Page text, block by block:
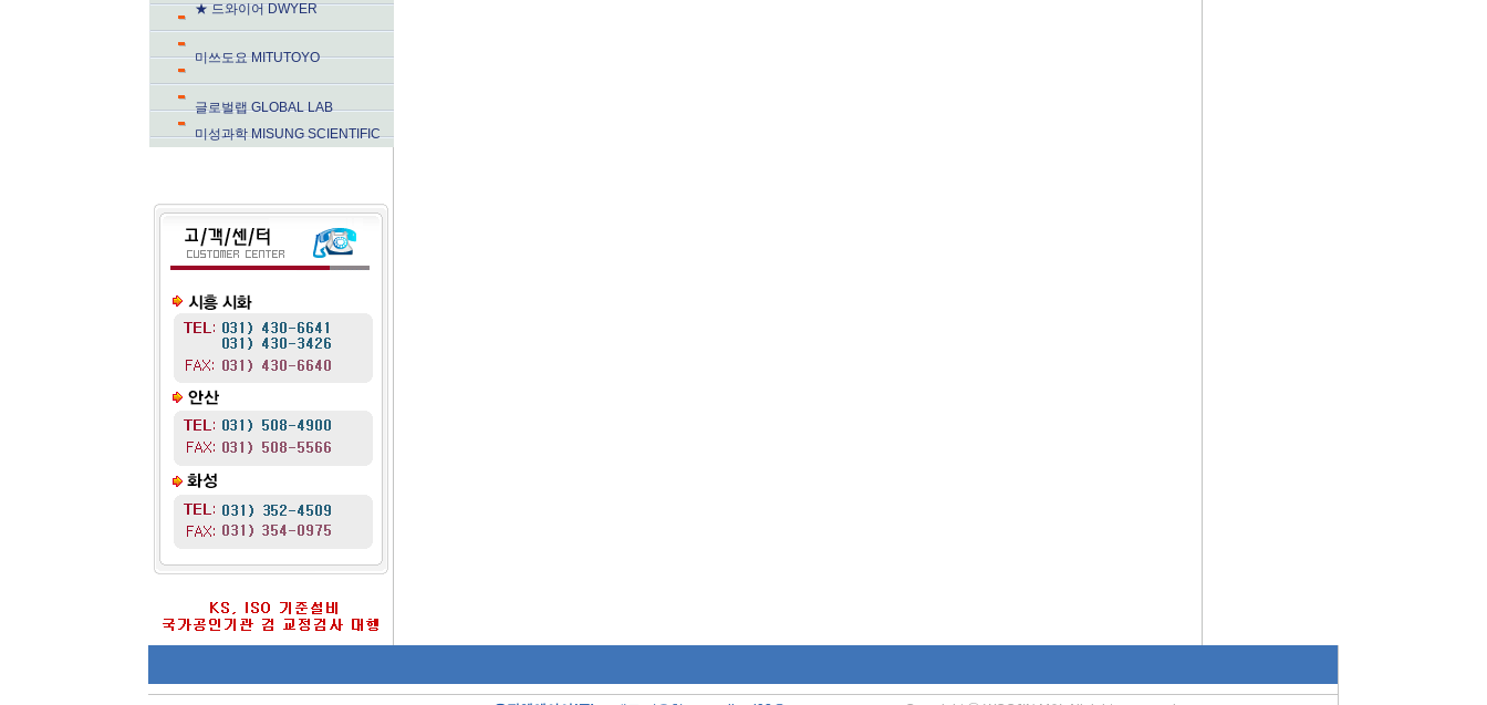
★ 드와이어 DWYER
미쓰도요 MITUTOYO
글로벌랩 GLOBAL LAB
미성과학 MISUNG SCIENTIFIC